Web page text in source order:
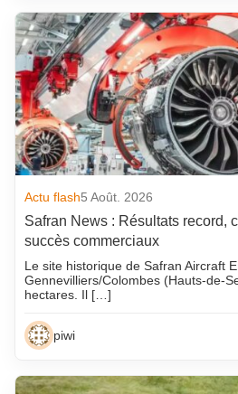
Actu flash5 Août. 2026
Safran News : Résultats record,
succès commerciaux
Le site historique de Safran Aircraft
Gennevilliers/Colombes (Hauts-de-
hectares. Il […]
piwi